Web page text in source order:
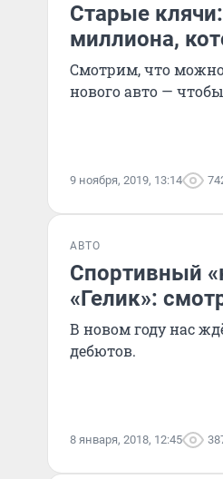
Старые
миллиона,
Смотрим, что
нового авто —
9 ноября, 2019, 13:14
АВТО
Спортивный
«Гелик»:
В новом году нас
дебютов.
8 января, 2018, 12:45